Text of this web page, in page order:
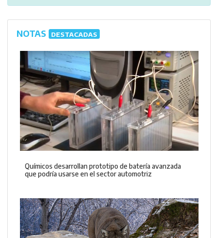
NOTAS DESTACADAS
Químicos desarrollan prototipo de batería avanzada
que podría usarse en el sector automotriz